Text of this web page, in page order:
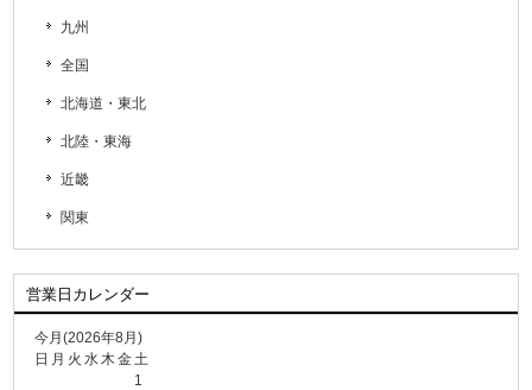
九州
全国
北海道・東北
北陸・東海
近畿
関東
営業日カレンダー
今月(2026年8月)
日 月 火 水木金土
1